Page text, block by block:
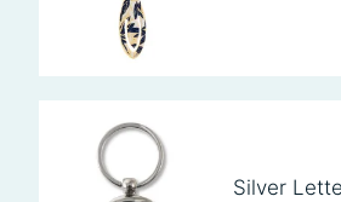
Silver